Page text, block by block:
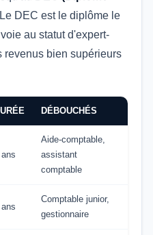
DEC est le diplôme le
au statut d'expert-
revenus bien supérieurs
DÉBOUCHÉS
Aide-comptable,
assistant
comptable
Comptable junior,
gestionnaire